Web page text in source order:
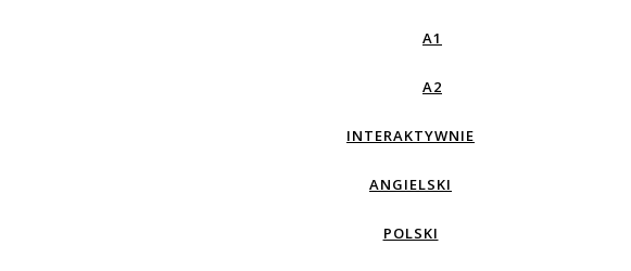
A1
A2
INTERAKTYWNIE
ANGIELSKI
POLSKI